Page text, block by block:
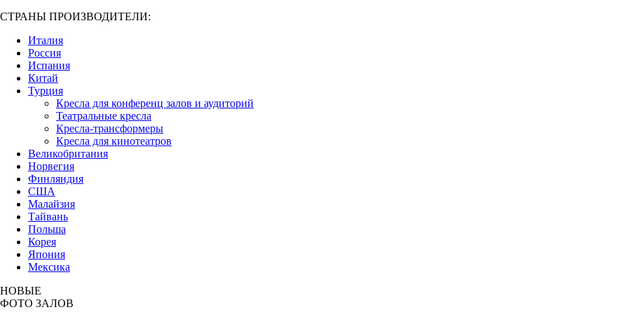
СТРАНЫ ПРОИЗВОДИТЕЛИ:
Италия
Россия
Испания
Китай
Турция
Кресла для конференц залов и аудиторий
Театральные кресла
Кресла-трансформеры
Кресла для кинотеатров
Великобритания
Норвегия
Финляндия
США
Малайзия
Тайвань
Польша
Корея
Япония
Мексика
НОВЫЕ
ФОТО ЗАЛОВ